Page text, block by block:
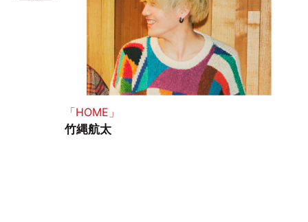
「HOME」
竹縄航太